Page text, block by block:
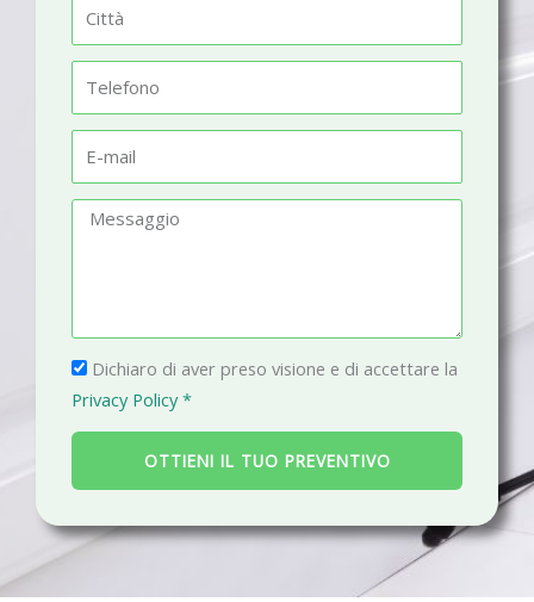
t
à
l
fm
a
g
g
i
P
r
i
a
c
Dichiaro di aver preso visione e di accettare la
Privacy Policy *
OTTIENI IL TUO PREVENTIVO